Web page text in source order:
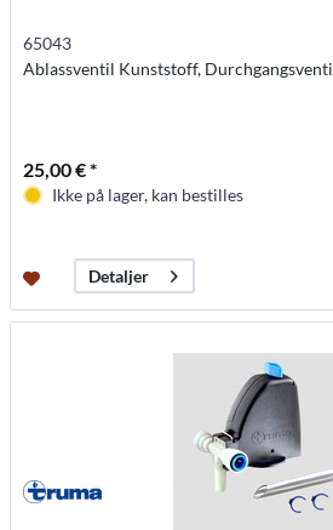
65043
Ablassventil Kunststoff,
25,00 € *
Ikke på lager, kan bestilles
Detaljer